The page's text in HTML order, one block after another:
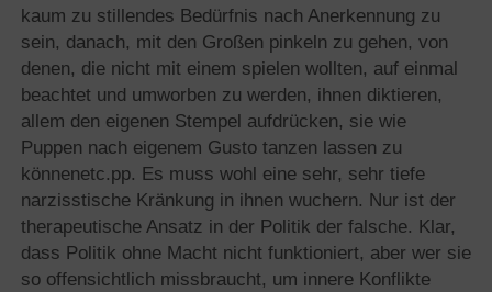
kaum zu stillendes Bedürfnis nach Anerkennung zu
sein, danach, mit den Großen pinkeln zu gehen, von
denen, die nicht mit einem spielen wollten, auf einmal
beachtet und umworben zu werden, ihnen diktieren,
allem den eigenen Stempel aufdrücken, sie wie
Puppen nach eigenem Gusto tanzen lassen zu
könnenetc.pp. Es muss wohl eine sehr, sehr tiefe
narzisstische Kränkung in ihnen wuchern. Nur ist der
therapeutische Ansatz in der Politik der falsche. Klar,
dass Politik ohne Macht nicht funktioniert, aber wer sie
so offensichtlich missbraucht, um innere Konflikte